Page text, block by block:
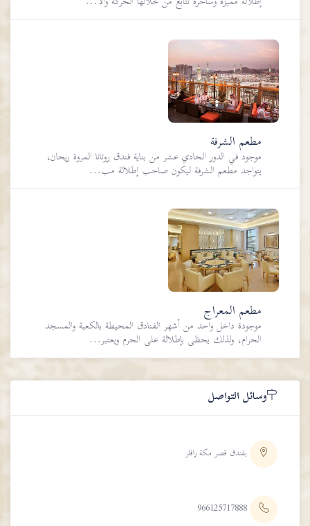
مطعم الشرفة
موجود في الدور الحادي عشر من بناية فندق روتانا المروة ريحان،
يتواجد مطعم الشرفة ليكون صاحب إطلالة مب...
مطعم المعراج
موجودة داخل واحد من أشهر الفنادق المحيطة بالكعبة والمسجد
الحرام، ولذلك يحظى بإطلالة على الحرم ويعتبر...
وسائل التواصل
​بفندق قصر مكة رافلز
966125717888